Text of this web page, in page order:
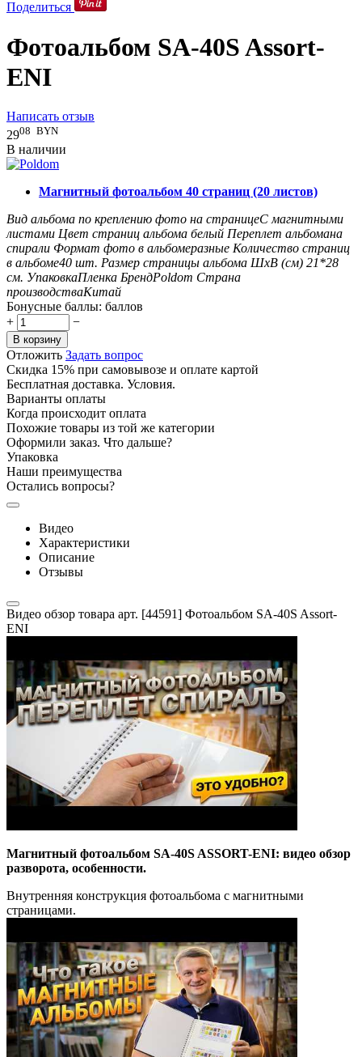
Поделиться
Фотоальбом SA-40S Assort-
ENI
Написать отзыв
2908 BYN
В наличии
Магнитный фотоальбом 40 страниц (20 листов)
Вид альбома по креплению фото на страницеС магнитными
листами Цвет страниц альбома белый Переплет альбомана
спирали Формат фото в альбомеразные Количество страниц
в альбоме40 шт. Размер страницы альбома ШxВ (см) 21*28
см. УпаковкаПленка БрендPoldom Страна
производстваКитай
Бонусные баллы: баллов
+
−
В корзину
Отложить Задать вопрос
Скидка 15% при самовывозе и оплате картой
Бесплатная доставка. Условия.
Варианты оплаты
Когда происходит оплата
Похожие товары из той же категории
Оформили заказ. Что дальше?
Упаковка
Наши преимущества
Остались вопросы?
Видео
Характеристики
Описание
Отзывы
Видео обзор товара арт. [44591] Фотоальбом SA-40S Assort-
ENI
Магнитный фотоальбом SA-40S ASSORT-ENI: видео обзор
разворота, особенности.
Внутренняя конструкция фотоальбома с магнитными
страницами.